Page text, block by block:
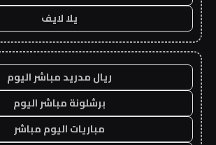
يلا لايف
ريال مدريد مباشر اليوم
برشلونة مباشر اليوم
مباريات اليوم مباشر